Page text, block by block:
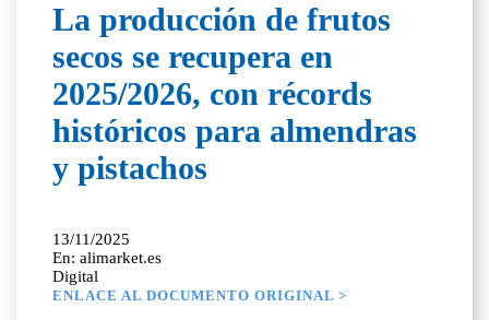
La producción de frutos
secos se recupera en
2025/2026, con récords
históricos para almendras
y pistachos
13/11/2025
En: alimarket.es
Digital
ENLACE AL DOCUMENTO ORIGINAL >